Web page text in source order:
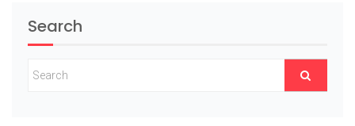
Search